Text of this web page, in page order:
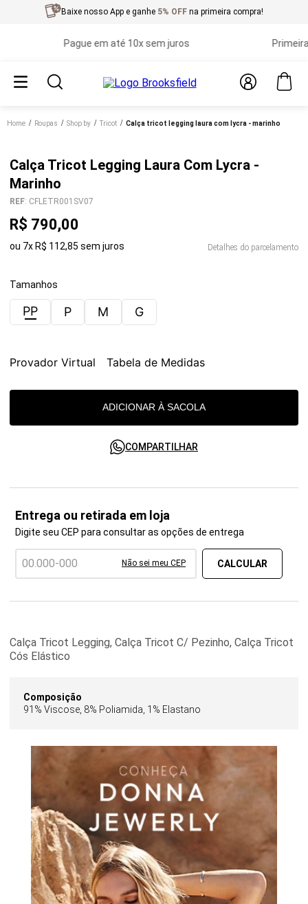
Baixe nosso App e ganhe 5% OFF na primeira compra!
Pague em até 10x sem juros Primeira
Home roupas shop by tricot calça tricot legging laura com lycra - marinho
Calça Tricot Legging Laura Com Lycra -
Marinho
REF: CFLETR001SV07
R$ 790,00
ou 7x R$ 112,85 sem juros Detalhes do parcelamento
Tamanhos
PP P M G
Provador Virtual Tabela de Medidas
ADICIONAR À SACOLA
COMPARTILHAR
Entrega ou retirada em loja
Digite seu CEP para consultar as opções de entrega
Não sei meu CEP
Calça Tricot Legging, Calça Tricot C/ Pezinho, Calça Tricot
Cós Elástico
Composição
91% Viscose, 8% Poliamida, 1% Elastano